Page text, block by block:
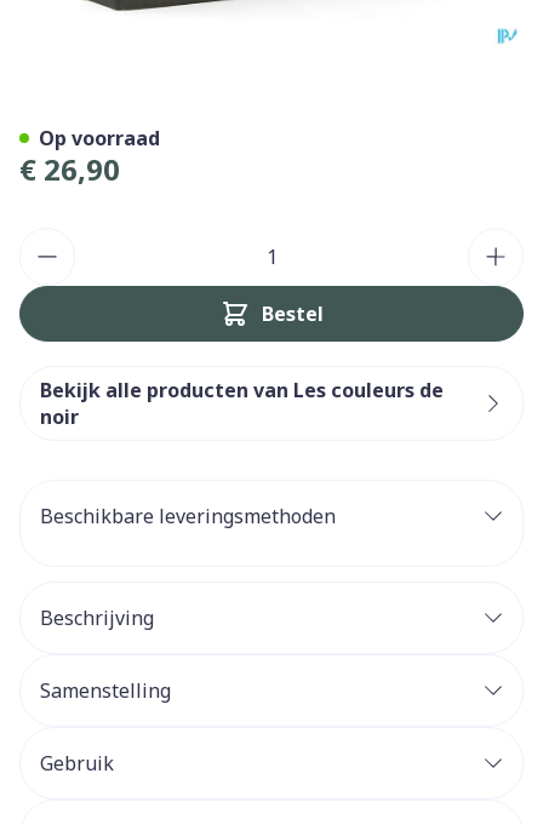
€ 26,90
Bestel
Op voorraad
Bekijk alle producten van Les couleurs de
noir
Beschikbare leveringsmethoden
Beschrijving
Samenstelling
Gebruik